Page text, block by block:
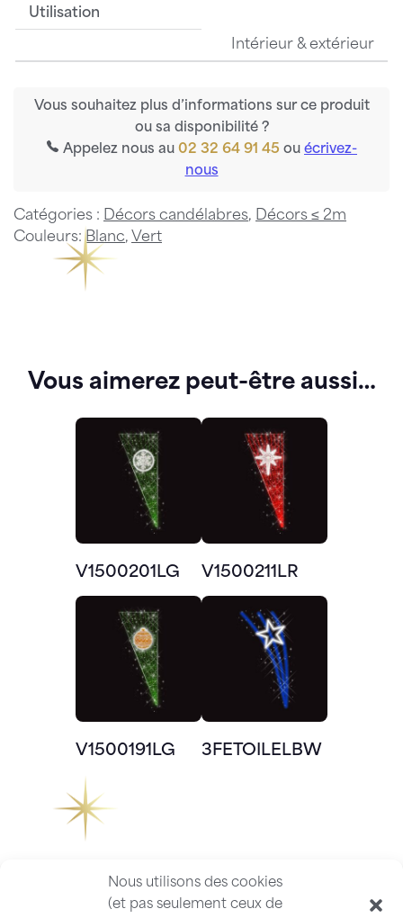
Nous utilisons des cookies
(et pas seulement ceux de
Utilisation
Intérieur & extérieur
Vous souhaitez plus d’informations sur ce produit
ou sa disponibilité ?
Appelez nous au 02 32 64 91 45 ou écrivez-
nous
Catégories : Décors candélabres, Décors ≤ 2m
Couleurs:Blanc, Vert
Vous aimerez peut-être aussi…
V1500201LG V1500211LR
V1500191LG 3FETOILELBW